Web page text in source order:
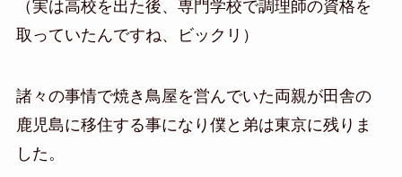
（実は高校を出た後、専門学校で調理師の資格を
取っていたんですね、ビックリ）
諸々の事情で焼き鳥屋を営んでいた両親が田舎の
鹿児島に移住する事になり僕と弟は東京に残りま
した。